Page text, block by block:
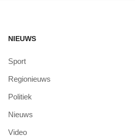
NIEUWS
Sport
Regionieuws
Politiek
Nieuws
Video